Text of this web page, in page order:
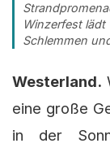
Winzerfest lädt
Schlemmen
Westerland.
eine große
in der